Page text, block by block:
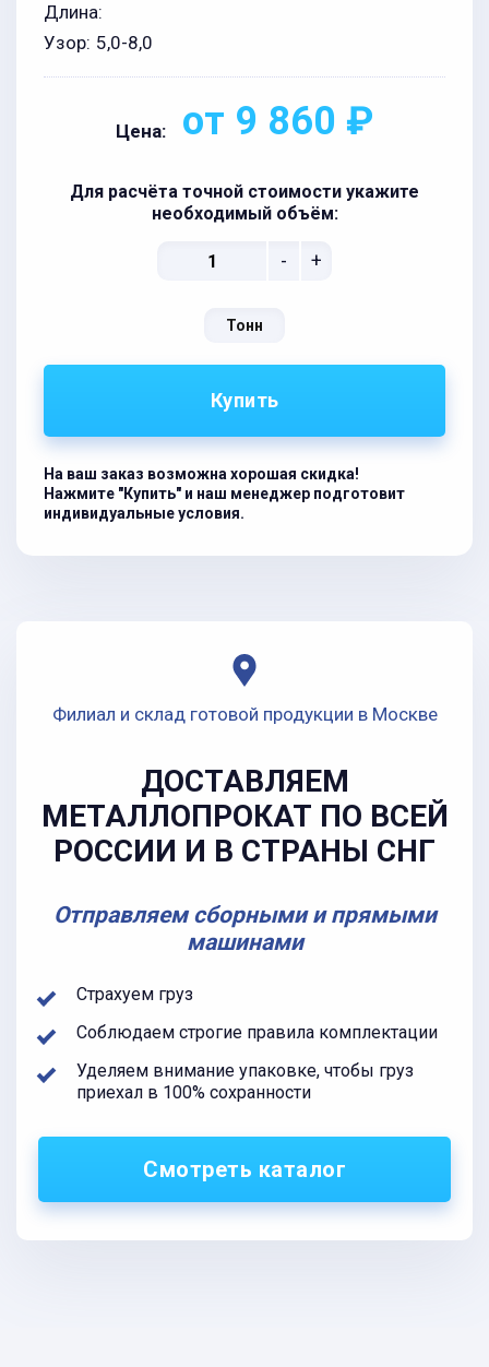
Длина:
Узор: 5,0-8,0
Цена: от 9 860 ₽
Для расчёта точной стоимости укажите
необходимый объём:
- +
Тонн
Купить
На ваш заказ возможна хорошая скидка!
Нажмите "Купить" и наш менеджер подготовит
индивидуальные условия.
Филиал и склад готовой продукции в Москве
ДОСТАВЛЯЕМ
МЕТАЛЛОПРОКАТ ПО ВСЕЙ
РОССИИ И В СТРАНЫ СНГ
Отправляем сборными и прямыми
машинами
Страхуем груз
Соблюдаем строгие правила комплектации
Уделяем внимание упаковке, чтобы груз
приехал в 100% сохранности
Смотреть каталог